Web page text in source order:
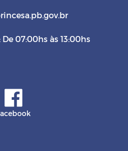
07:00hs às 13:00hs